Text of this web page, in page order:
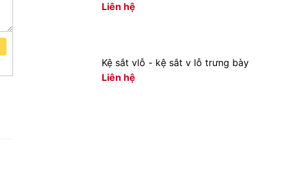
Liên hệ
Kệ sắt vlỗ - kệ sắt v lỗ trưng bày
Liên hệ